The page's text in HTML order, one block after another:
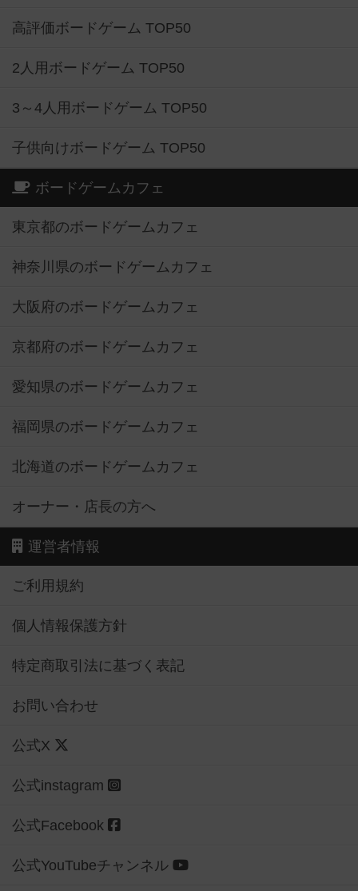
高評価ボードゲーム TOP50
2人用ボードゲーム TOP50
3～4人用ボードゲーム TOP50
子供向けボードゲーム TOP50
ボードゲームカフェ
東京都のボードゲームカフェ
神奈川県のボードゲームカフェ
大阪府のボードゲームカフェ
京都府のボードゲームカフェ
愛知県のボードゲームカフェ
福岡県のボードゲームカフェ
北海道のボードゲームカフェ
オーナー・店長の方へ
運営者情報
ご利用規約
個人情報保護方針
特定商取引法に基づく表記
お問い合わせ
公式X
公式instagram
公式Facebook
公式YouTubeチャンネル